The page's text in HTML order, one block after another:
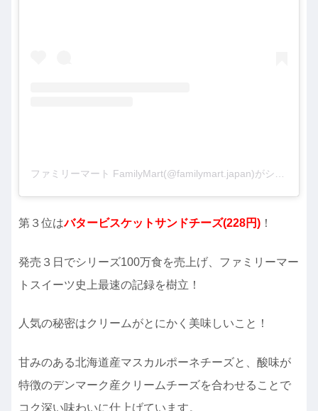
第３位はバタービスケットサンドチーズ(228円) ！
発売３日でシリーズ100万食を売上げ、ファミリーマー
トスイーツ史上最速の記録を樹立！
人気の秘密はクリームがとにかく美味しいこと！
甘みのある北海道産マスカルポーネチーズと、酸味が
特徴のデンマーク産クリームチーズを合わせることで
コク深い味わいに仕上げています。